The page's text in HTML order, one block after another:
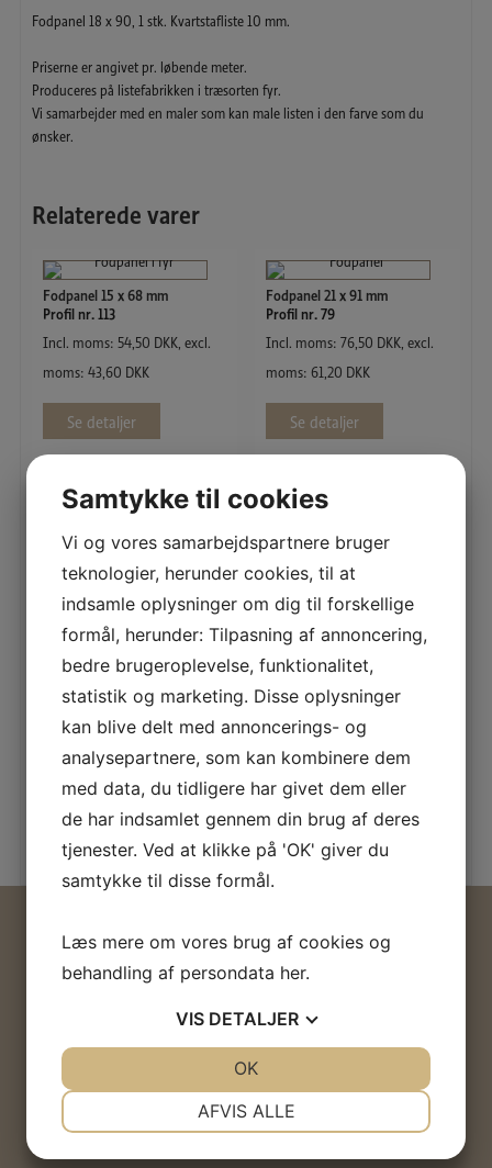
Fodpanel 18 x 90, 1 stk. Kvartstafliste 10 mm.
Priserne er angivet pr. løbende meter.
Produceres på listefabrikken i træsorten fyr.
Vi samarbejder med en maler som kan male listen i den farve som du
ønsker.
Relaterede varer
Fodpanel 15 x 68 mm
Profil nr. 113
Incl. moms: 54,50 DKK, excl.
moms: 43,60 DKK
Se detaljer
Fodpanel 21 x 91 mm
Profil nr. 79
Incl. moms: 76,50 DKK, excl.
moms: 61,20 DKK
Se detaljer
Fodpanel 21 x 110 mm
Profil nr. 90
Incl. moms:
106,50DKK, excl.
moms:85,20DKK
Se detaljer
Fodpanel 21 x 190 mm
Profil nr. 84 B-2 (højde kan
justeres)
Incl. moms:129,50DKK, excl.
moms:103,60DKK
Se detaljer
RT træindustri
4000 Roskilde
Telefon:46 75 50 15
Mobil:20 22 39 65
E-mail:mail@tunelistefabrik.dk
Samtykke til cookies
Vi og vores samarbejdspartnere bruger
teknologier, herunder cookies, til at
indsamle oplysninger om dig til forskellige
formål, herunder: Tilpasning af annoncering,
bedre brugeroplevelse, funktionalitet,
statistik og marketing. Disse oplysninger
kan blive delt med annoncerings- og
analysepartnere, som kan kombinere dem
med data, du tidligere har givet dem eller
de har indsamlet gennem din brug af deres
tjenester. Ved at klikke på 'OK' giver du
samtykke til disse formål.
Læs mere om vores brug af cookies og
behandling af persondata her.
VIS DETALJER
AFVIS ALLE
OK